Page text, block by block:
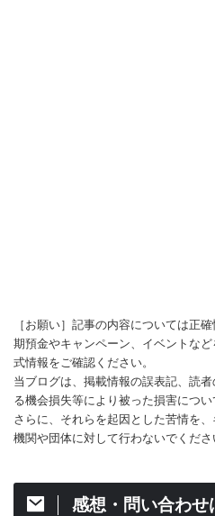
［お願い］記事の内容については正
期預金やキャンペーン、イベントな
式情報をご確認ください。
当ブログは、掲載情報の誤表記、読
る機会損失等により被った損害につい
さらに、それらを起因とした苦情を
機関や団体に対して行わないでくださ
感想・問い合わせ